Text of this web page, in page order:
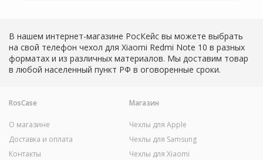
В нашем интернет-магазине РосКейс вы можете выбрать
на свой телефон чехол для Xiaomi Redmi Note 10 в разных
форматах и из различных материалов. Мы доставим товар
в любой населенный пункт РФ в оговоренные сроки.
RosCase
О магазине
Доставка и оплата
Контакты
Магазин
Чехлы для Apple
Чехлы для Samsung
Чехлы для Xiaomi